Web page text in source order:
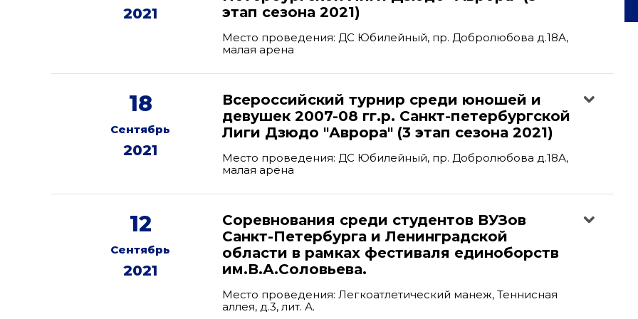
2021
этап сезона 2021)
Место проведения: ДС Юбилейный, пр. Добролюбова д.18А,
малая арена
18
Сентябрь
2021
Всероссийский турнир среди юношей и
девушек 2007-08 гг.р. Санкт-петербургской
Лиги Дзюдо "Аврора" (3 этап сезона 2021)
Место проведения: ДС Юбилейный, пр. Добролюбова д.18А,
малая арена
12
Сентябрь
2021
Соревнования среди студентов ВУЗов
Санкт-Петербурга и Ленинградской
области в рамках фестиваля единоборств
им.В.А.Соловьева.
Место проведения: Легкоатлетический манеж, Теннисная
аллея, д.3, лит. А.